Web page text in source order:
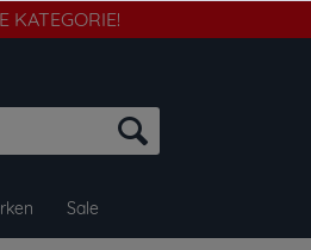
KATEGORIE!
Sale